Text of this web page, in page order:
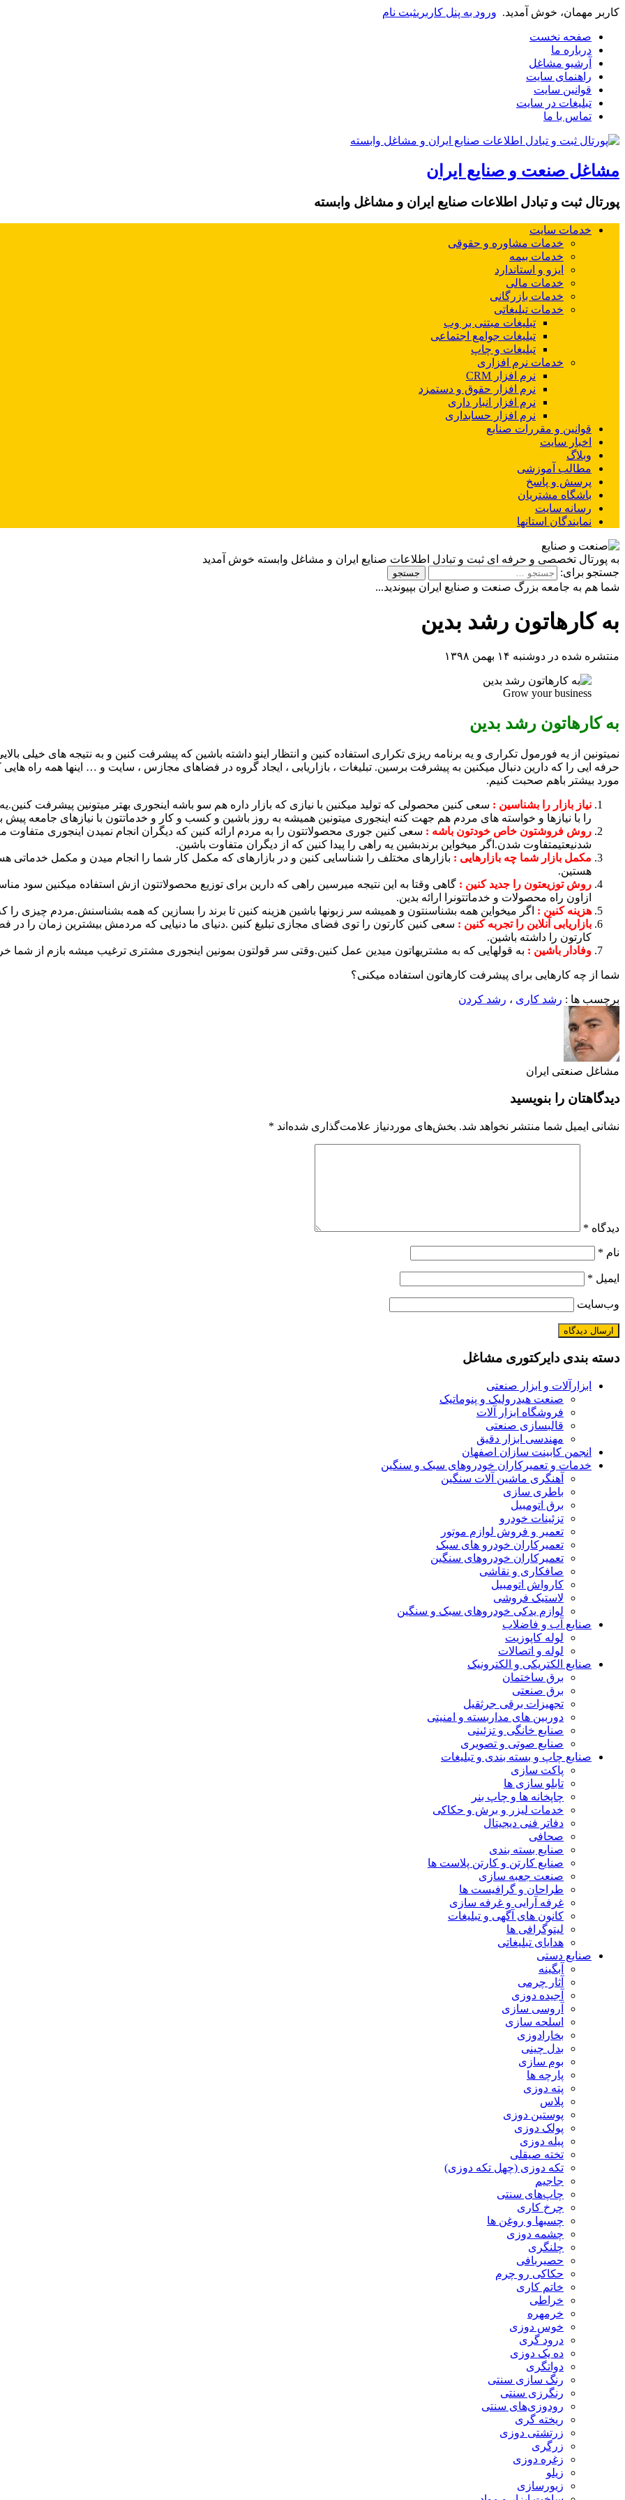
کاربر مهمان، خوش آمدید. ورود به پنل کاربریثبت نام
صفحه نخست
درباره ما
آرشیو مشاغل
راهنمای سایت
قوانین سایت
تبلیغات در سایت
تماس با ما
مشاغل صنعت و صنایع ایران
پورتال ثبت و تبادل اطلاعات صنایع ایران و مشاغل وابسته
خدمات سایت
خدمات مشاوره و حقوقی
خدمات بیمه
ایزو و استاندارد
خدمات مالی
خدمات بازرگانی
خدمات تبلیغاتی
تبلیغات مبتنی بر وب
تبلیغات جوامع اجتماعی
تبلیغات و چاپ
خدمات نرم افزاری
نرم افزار CRM
نرم افزار حقوق و دستمزد
نرم افزار انبار داری
نرم افزار حسابداری
قوانین و مقررات صنایع
اخبار سایت
وبلاگ
مطالب آموزشی
پرسش و پاسخ
باشگاه مشتریان
رسانه سایت
نمایندگان استانها
به پورتال تخصصی و حرفه ای ثبت و تبادل اطلاعات صنایع ایران و مشاغل وابسته خوش آمدید
جستجو برای:
شما هم به جامعه بزرگ صنعت و صنایع ایران بپیوندید...
به کارهاتون رشد بدین
منتشره شده در دوشنبه ۱۴ بهمن ۱۳۹۸
Grow your business
به کارهاتون رشد بدین
نمیتونین از یه فورمول تکراری و یه برنامه ریزی تکراری استفاده کنین و انتظار اینو داشته باشین که پیشرفت کنین و به نتیجه های خیلی
حرفه ایی را که دارین دنبال میکنین به پیشرفت برسین. تبلیغات ، بازاریابی ، ایجاد گروه در فضاهای مجازس ، سایت و … اینها همه راه هایی
مورد بیشتر باهم صحبت کنیم.
نیاز بازار را بشناسین : سعی کنین محصولی که تولید میکنین با نیازی که بازار داره هم سو باشه اینجوری بهتر میتونین پیشرفت کنین.یه
را با نیازها و خواسته های مردم هم جهت کنه اینجوری میتونین همیشه به روز باشین و کسب و کار و خدماتتون با نیازهای جامعه پیش
روش فروشتون خاص خودتون باشه : سعی کنین جوری محصولاتتون را به مردم ارائه کنین که دیگران انجام نمیدن اینجوری
شدنیعتیمتفاوت شدن.اگر میخواین برندبشین یه راهی را پیدا کنین که از دیگران متفاوت باشین.
مکمل بازار شما چه بازارهایی : بازارهای مختلف را شناسایی کنین و در بازارهای که مکمل کار شما را انجام میدن و مکمل خدماتی
هستین.
روش توزیعتون را جدید کنین : گاهی وقتا به این نتیجه میرسین راهی که دارین برای توزیع محصولاتتون ازش استفاده میکنین سود
ازاون راه محصولات و خدماتتونرا ارائه بدین.
هزینه کنین : اگر میخواین همه بشناسنتون و همیشه سر زبونها باشین هزینه کنین تا برند را بسازین که همه بشناسنش.مردم چیزی را
بازاریابی آنلاین را تجربه کنین : سعی کنین کارتون را توی فضای مجازی تبلیغ کنین .دنیای ما دنیایی که مردمش بیشترین زمان را
کارتون را داشته باشین.
وفادار باشین : به قولهایی که به مشتریهاتون میدین عمل کنین.وقتی سر قولتون بمونین اینجوری مشتری ترغیب میشه بازم از شما
شما از چه کارهایی برای پیشرفت کارهاتون استفاده میکنی؟
برچسب ها : رشد کاری ، رشد کردن
مشاغل صنعتی ایران
دیدگاهتان را بنویسید
نشانی ایمیل شما منتشر نخواهد شد. بخش‌های موردنیاز علامت‌گذاری شده‌اند *
دیدگاه *
نام *
ایمیل *
وب‌سایت
دسته بندی دایرکتوری مشاغل
ابزارآلات و ابزار صنعتی
صنعت هیدرولیک و پنوماتیک
فروشگاه ابزار آلات
قالبسازی صنعتی
مهندسی ابزار دقیق
انجمن کابینت سازان اصفهان
خدمات و تعمیرکاران خودروهای سبک و سنگین
آهنگری ماشین آلات سنگین
باطری سازی
برق اتومبیل
تزئینات خودرو
تعمیر و فروش لوازم موتور
تعمیرکاران خودرو های سبک
تعمیرکاران خودروهای سنگین
صافکاری و نقاشی
کارواش اتومبیل
لاستیک فروشی
لوازم یدکی خودروهای سبک و سنگین
صنایع آب و فاضلاب
لوله کاپوزیت
لوله و اتصالات
صنایع الکتریکی و الکترونیک
برق ساختمان
برق صنعتی
تجهیزات برقی جرثقیل
دوربین های مداربسته و امنیتی
صنایع خانگی و تزئینی
صنایع صوتی و تصویری
صنایع چاپ و بسته بندی و تبلیغات
پاکت سازی
تابلو سازی ها
چاپخانه ها و چاپ بنر
خدمات لیزر و برش و حکاکی
دفاتر فنی دیجیتال
صحافی
صنایع بسته بندی
صنایع کارتن و کارتن پلاست ها
صنعت جعبه سازی
طراحان و گرافیست ها
غرفه آرایی و غرفه سازی
کانون های آگهی و تبلیغات
لیتوگرافی ها
هدایای تبلیغاتی
صنایع دستی
آبگینه
آثار چرمی
آجیده دوزی
آروسی سازی
اسلحه سازی
بخارادوزی
بدل چینی
بوم سازی
پارچه ها
پته دوزی
پلاس
پوستین دوزی
پولک دوزی
پیله دوزی
تخته صیقلی
تکه دوزی (چهل تکه دوزی)
جاجیم
چاپ‌های سنتی
چرخ کاری
چسبها و روغن ها
چشمه دوزی
چلنگری
حصیربافی
حکاکی رو چرم
خاتم کاری
خراطی
خرمهره
خوس دوزی
درود گری
ده یک دوزی
دواتگری
رنگ سازی سنتی
رنگرزی سنتی
رودوزی‌های سنتی
ریخته گری
زرتشتی دوزی
زرگری
زغره دوزی
زیلو
زیورسازی